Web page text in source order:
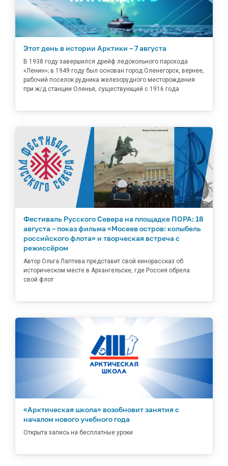
Этот день в истории Арктики – 7 августа
В 1938 году завершился дрейф ледокольного парохода
«Ленин»; в 1949 году был основан город Оленегорск, вернее,
рабочий поселок рудника железорудного месторождения
при ж/д станции Оленья, существующей с 1916 года
Фестиваль Русского Севера на площадке ПОРА: 18
августа – показ фильма «Мосеев остров: колыбель
российского флота» и творческая встреча с
режиссёром
Автор Ольга Лаптева представит свой кинорассказ об
историческом месте в Архангельске, где Россия обрела
свой флот
«Арктическая школа» возобновит занятия с
началом нового учебного года
Открыта запись на бесплатные уроки